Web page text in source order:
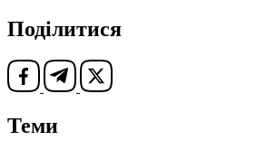
Поділитися
Теми